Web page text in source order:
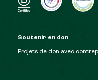
Soutenir en don
Projets de don avec